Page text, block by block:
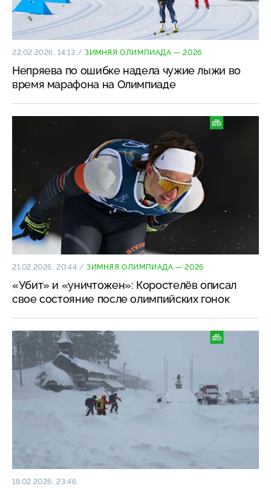
22.02.2026, 14:13 /ЗИМНЯЯ ОЛИМПИАДА — 2026
Непряева по ошибке надела чужие лыжи во
время марафона на Олимпиаде
21.02.2026, 20:44 /ЗИМНЯЯ ОЛИМПИАДА — 2026
«Убит» и «уничтожен»: Коростелёв описал
свое состояние после олимпийских гонок
18.02.2026, 23:46